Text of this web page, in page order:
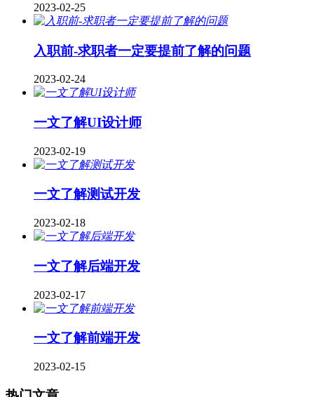
2023-02-25
入职前-求职者一定要提前了解的问题
2023-02-24
一文了解UI设计师
2023-02-19
一文了解测试开发
2023-02-18
一文了解后端开发
2023-02-17
一文了解前端开发
2023-02-15